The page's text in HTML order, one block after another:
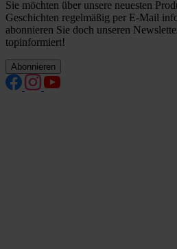
Sie möchten über unsere neuesten
Geschichten regelmäßig per E-Mail
abonnieren Sie doch unseren
topinformiert!
Abonnieren